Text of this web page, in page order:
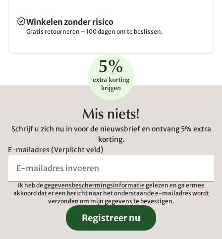
Winkelen zonder risico
Gratis retourneren – 100 dagen om te beslissen.
Mis niets!
Schrijf u zich nu in voor de nieuwsbrief en ontvang 5% extra
korting.
E-mailadres (Verplicht veld)
Ik heb de gegevensbeschermingsinformatie gelezen en ga ermee
akkoord dat er een bericht naar het onderstaande e-mailadres wordt
verzonden om mijn gegevens te bevestigen.
Registreer nu